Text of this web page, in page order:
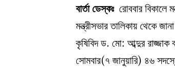
বার্তা ডেস্কঃরোববার বিকালে
মন্ত্রীসভার তালিকায় থেকে
কৃষিবিদ ড. মো: আব্দুর রাজ্জাক
সোমবার(৭ জানুয়ারি) ৪৬